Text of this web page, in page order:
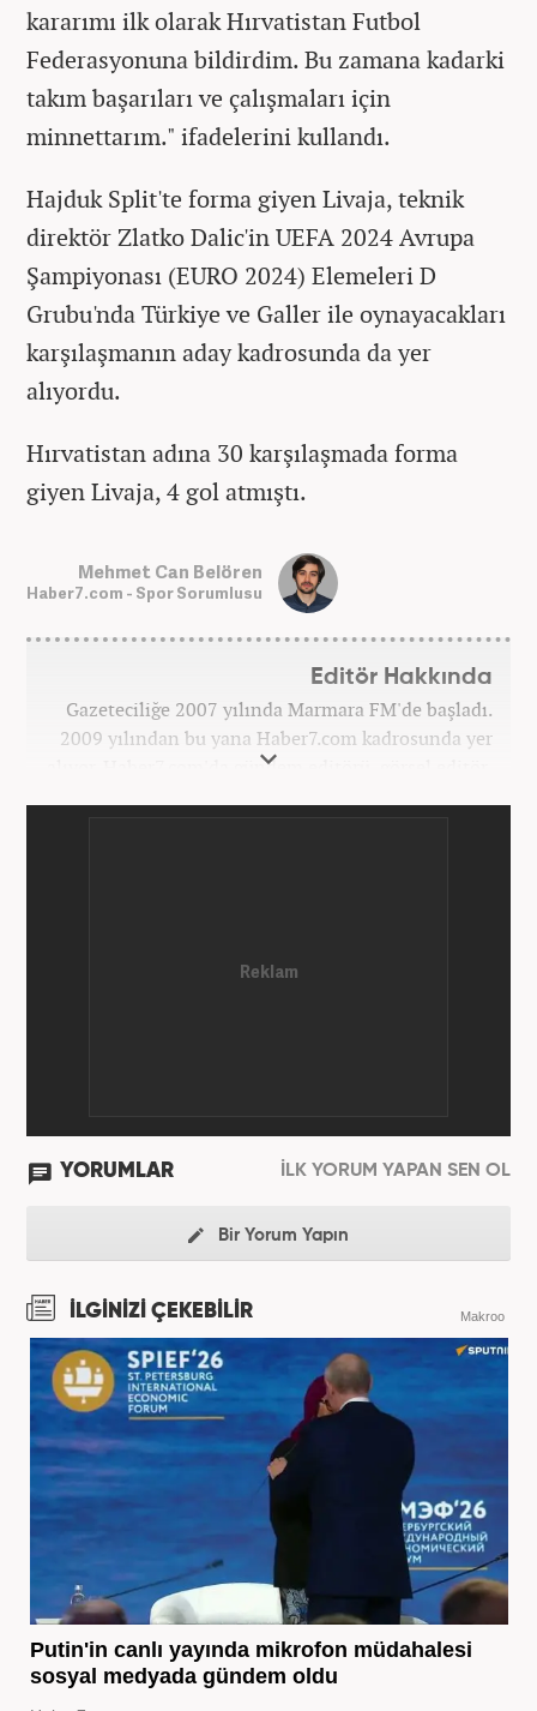
kararımı ilk olarak Hırvatistan Futbol
Federasyonuna bildirdim. Bu zamana kadarki
takım başarıları ve çalışmaları için
minnettarım." ifadelerini kullandı.
Hajduk Split'te forma giyen Livaja, teknik
direktör Zlatko Dalic'in UEFA 2024 Avrupa
Şampiyonası (EURO 2024) Elemeleri D
Grubu'nda Türkiye ve Galler ile oynayacakları
karşılaşmanın aday kadrosunda da yer
alıyordu.
Hırvatistan adına 30 karşılaşmada forma
giyen Livaja, 4 gol atmıştı.
Mehmet Can Belören
Haber7.com - Spor Sorumlusu
Editör Hakkında
Gazeteciliğe 2007 yılında Marmara FM'de başladı.
2009 yılından bu yana Haber7.com kadrosunda yer
alıyor. Haber7.com'da gündem editörü, görsel editör,
YORUMLAR İLK YORUM YAPAN SEN OL
Bir Yorum Yapın
İLGİNİZİ ÇEKEBİLİR Makroo
Putin'in canlı yayında mikrofon müdahalesi
sosyal medyada gündem oldu